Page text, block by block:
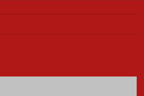
Colégio Presbiteriano
os funcionários